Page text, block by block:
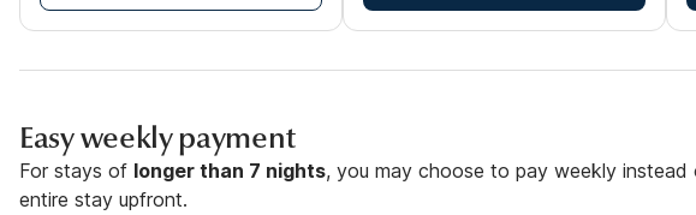
Easy weekly payment
For stays of longer than 7 nights, you may choose to pay weekly
entire stay upfront.